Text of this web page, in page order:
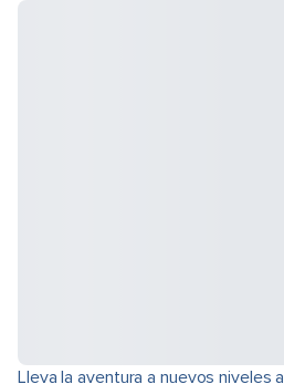
Lleva la aventura a nuevos niveles